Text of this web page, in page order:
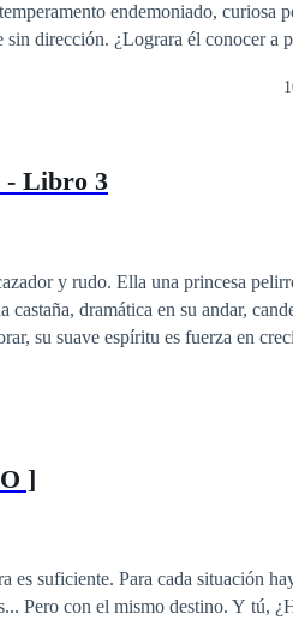
endemoniado, curiosa
dirección. ¿Lograra él conocer a
suficiente para lanzarse a recorrer
- Libro 3
y rudo. Ella una princesa
dramática en su andar,
su suave espíritu es fuerza en
]
es suficiente. Para cada situación
Pero con el mismo destino. Y tú,